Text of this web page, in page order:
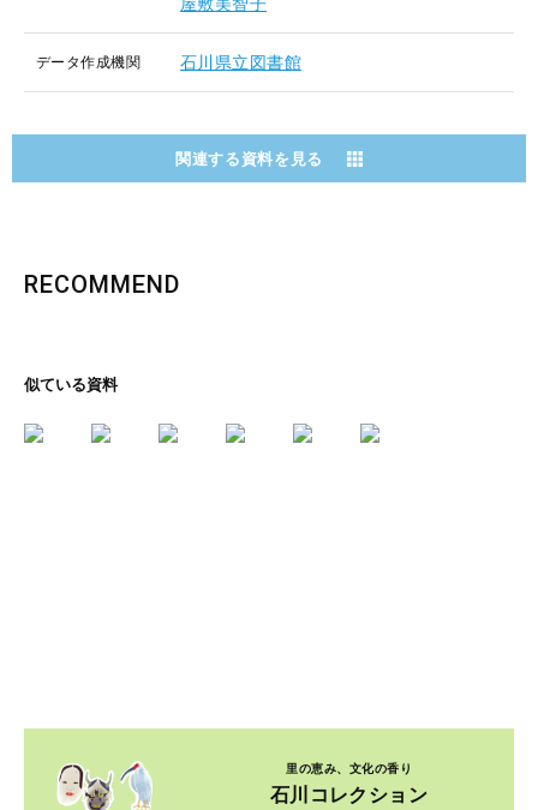
データ作成機関 石川県立図書館
関連する資料を見る
RECOMMEND
似ている資料
里の恵み、文化の香り
石川コレクション